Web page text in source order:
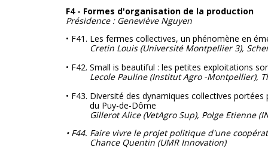
F4 - Formes d'organisation de la production
Présidence : Geneviève Nguyen
• F41. Les fermes collectives, un phénomène en
Cretin Louis (Université Montpellier 3),
• F42. Small is beautiful : les petites exploitations
Lecole Pauline (Institut Agro -Montpellier),
• F43. Diversité des dynamiques collectives
du Puy-de-Dôme
Gillerot Alice (VetAgro Sup), Polge Etienne
• F44. Faire vivre le projet politique d'une
Chance Quentin (UMR Innovation)